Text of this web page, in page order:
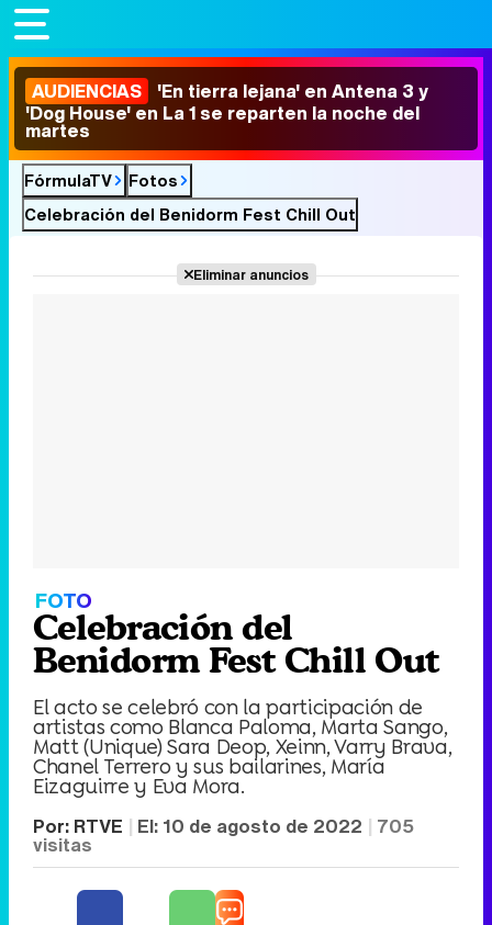
AUDIENCIAS 'En tierra lejana' en Antena 3 y
'Dog House' en La 1 se reparten la noche del
martes
FórmulaTV
Fotos
Celebración del Benidorm Fest Chill Out
Eliminar anuncios
FOTO
Celebración del
Benidorm Fest Chill Out
El acto se celebró con la participación de
artistas como Blanca Paloma, Marta Sango,
Matt (Unique) Sara Deop, Xeinn, Varry Brava,
Chanel Terrero y sus bailarines, María
Eizaguirre y Eva Mora.
Por: RTVE El: 10 de agosto de 2022 705
visitas